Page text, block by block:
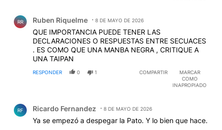
RR Ruben Riquelme 8 DE MAYO DE 2026
QUE IMPORTANCIA PUEDE TENER LAS
DECLARACIONES O RESPUESTAS ENTRE SECUACES
. ES COMO QUE UNA MANBA NEGRA , CRITIQUE A
UNA TAIPAN
RESPONDER 0 1 COMPARTIR
MARCAR
COMO
INAPROPIADO
RF Ricardo Fernandez 8 DE MAYO DE 2026
Ya se empezó a despegar la Pato. Y lo bien que hace.